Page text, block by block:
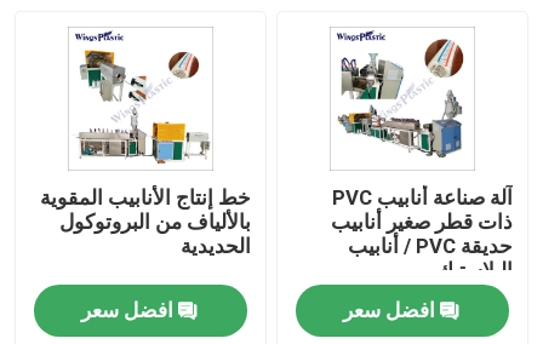
آلة صناعة أنابيب PVC
ذات قطر صغير أنابيب
حديقة PVC / أنابيب
البلاستيك
افضل سعر
خط إنتاج الأنابيب المقوية
بالألياف من البروتوكول
الحديدية
افضل سعر